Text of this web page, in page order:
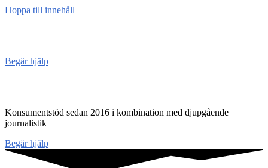
Hoppa till innehåll
Begär hjälp
Konsumentstöd sedan 2016 i kombination med djupgående
journalistik
Begär hjälp